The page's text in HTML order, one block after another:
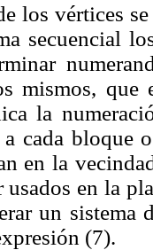
los vértices
secuencial
mismos,
la
a cada bloque
en la
usados en la
un sistema
(7).